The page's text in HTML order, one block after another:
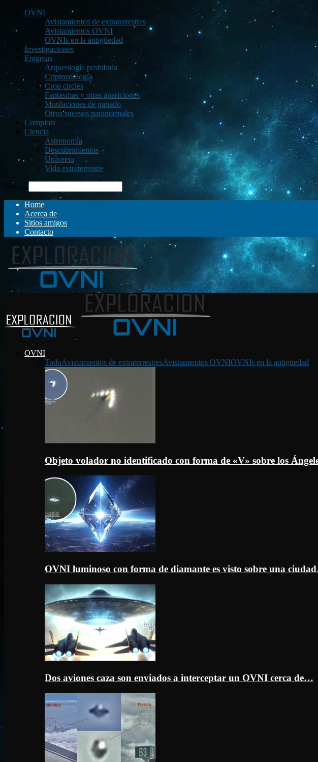
OVNI
Avistamientos de extraterrestres
Avistamientos OVNI
OVNIs en la antigüedad
Investigaciones
Enigmas
Arqueología prohibida
Criptozoología
Crop circles
Fantasmas y otras apariciones
Mutilaciones de ganado
Otros sucesos paranormales
Complots
Ciencia
Astronomía
Descubrimientos
Universo
Vida extraterrestre
Buscar
Home
Acerca de
Sitios amigos
Contacto
Exploración OVNI
OVNI
TodoAvistamientos de extraterrestresAvistamientos OVNIOVNIs en la antigüedad
Objeto volador no identificado con forma de «V» sobre los
OVNI luminoso con forma de diamante es visto sobre una
Dos aviones caza son enviados a interceptar un OVNI cerca de…